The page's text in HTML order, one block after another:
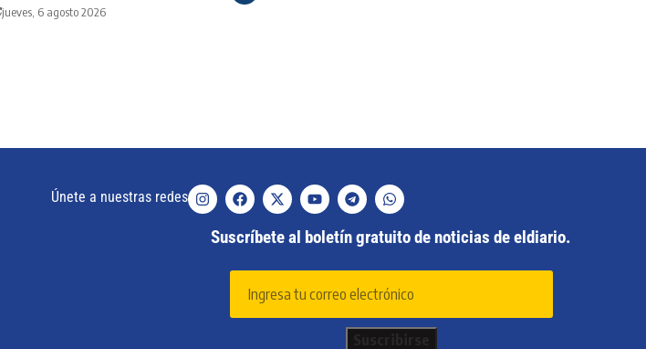
jueves, 6 agosto 2026
Únete a nuestras redes
Suscríbete al boletín gratuito de noticias de eldiario.